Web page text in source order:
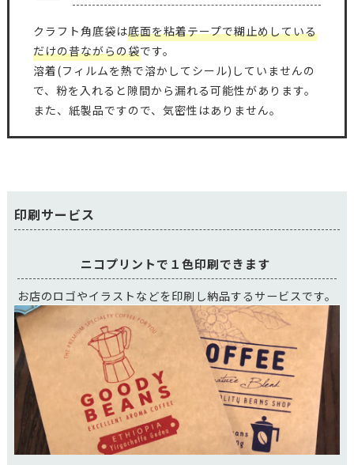
クラフト角底袋は底面を粘着テープで糊止めしている
だけの昔ながらの袋です。
溶着(フィルムを熱で溶かしてシール)していませんの
で、粉を入れると隙間から漏れる可能性があります。
また、紙製品ですので、気密性はありません。
印刷サービス
ニコプリントで１色印刷できます
お店のロゴやイラストなどを印刷し納品するサービスです。